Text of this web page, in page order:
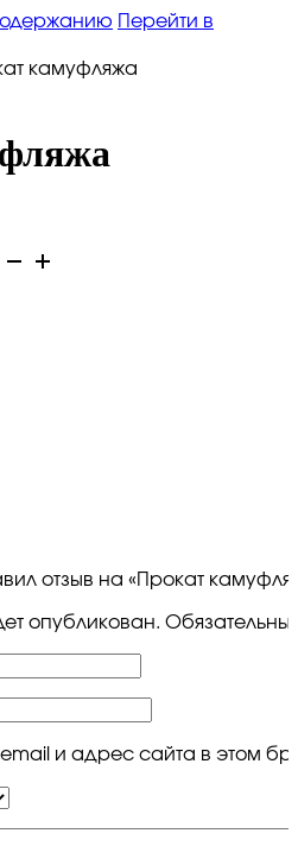
Перейти в
камуфляжа
отзыв на «Прокат
опубликован.
и адрес сайта в этом